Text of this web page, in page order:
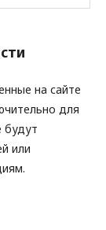
на сайте
для
будут
или